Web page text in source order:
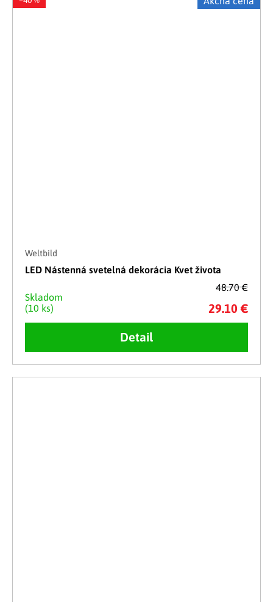
48.70 €
Weltbild
LED Nástenná svetelná dekorácia Kvet života
Skladom
(10 ks)
29.10 €
Detail